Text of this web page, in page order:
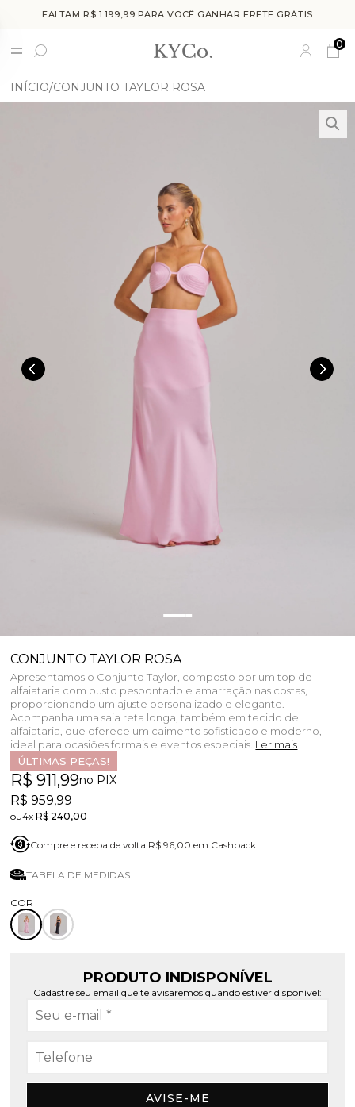
FALTAM R$ 1.199,99 PARA VOCÊ GANHAR FRETE GRÁTIS
0
INÍCIO CONJUNTO TAYLOR ROSA
CONJUNTO TAYLOR ROSA
Apresentamos o Conjunto Taylor, composto por um top de
alfaiataria com busto pespontado e amarração nas costas,
proporcionando um ajuste personalizado e elegante.
Acompanha uma saia reta longa, também em tecido de
alfaiataria, que oferece um caimento sofisticado e moderno,
ideal para ocasiões formais e eventos especiais. Ler mais
ÚLTIMAS PEÇAS!
R$ 911,99no PIX
R$ 959,99
4xR$ 240,00
Compre e receba de volta R$ 96,00 em Cashback
TABELA DE MEDIDAS
PRODUTO INDISPONÍVEL
Cadastre seu email que te avisaremos quando estiver disponível:
AVISE-ME